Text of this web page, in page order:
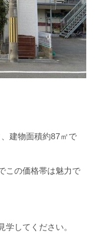
建物面積約87㎡で
この価格帯は魅力で
学してください。